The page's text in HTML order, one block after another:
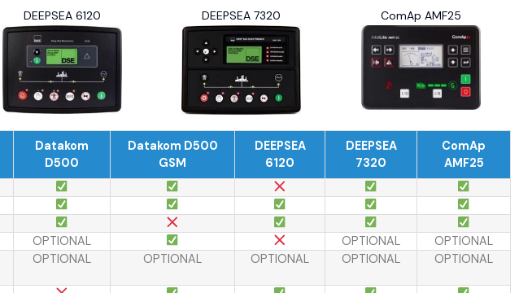
DEEPSEA 6120 DEEPSEA 7320 ComAp AMF25
Datakom
D500
Datakom D500
GSM
DEEPSEA
6120
DEEPSEA
7320
ComAp
AMF25
OPTIONAL OPTIONAL
OPTIONAL
OPTIONAL OPTIONAL OPTIONAL OPTIONAL OPTIONAL